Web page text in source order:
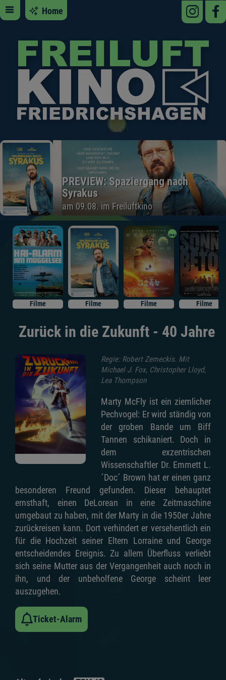
Home
PREVIEW: Spaziergang nach
Syrakus
am 09.08. im Freiluftkino
Filme Filme
OmU
Filme Filme
Zurück in die Zukunft - 40 Jahre
Regie: Robert Zemeckis. Mit
Michael J. Fox, Christopher Lloyd,
Lea Thompson
Marty McFly ist ein ziemlicher
Pechvogel: Er wird ständig von
der groben Bande um Biff
Tannen schikaniert. Doch in
dem exzentrischen
Wissenschaftler Dr. Emmett L.
´Doc´ Brown hat er einen ganz
besonderen Freund gefunden. Dieser behauptet
ernsthaft, einen DeLorean in eine Zeitmaschine
umgebaut zu haben, mit der Marty in die 1950er Jahre
zurückreisen kann. Dort verhindert er versehentlich ein
für die Hochzeit seiner Eltern Lorraine und George
entscheidendes Ereignis. Zu allem Überfluss verliebt
sich seine Mutter aus der Vergangenheit auch noch in
ihn, und der unbeholfene George scheint leer
auszugehen.
Ticket-Alarm